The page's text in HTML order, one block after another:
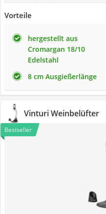
Vorteile
hergestellt aus
Cromargan 18/10
Edelstahl
8 cm Ausgießerlänge
Vinturi Weinbelüfter
Bestseller